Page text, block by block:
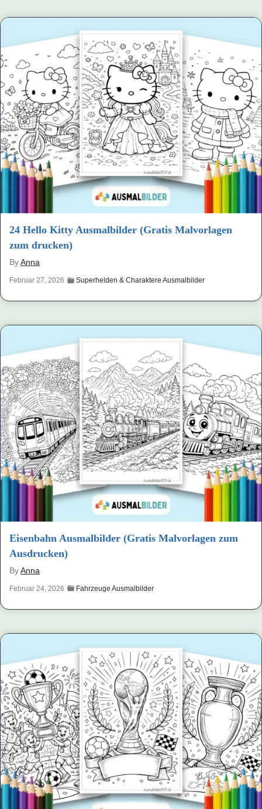
24 Hello Kitty Ausmalbilder (Gratis Malvorlagen
zum drucken)
ByAnna
Februar 27, 2026 Superhelden & Charaktere Ausmalbilder
Eisenbahn Ausmalbilder (Gratis Malvorlagen zum
Ausdrucken)
ByAnna
Februar 24, 2026 Fahrzeuge Ausmalbilder